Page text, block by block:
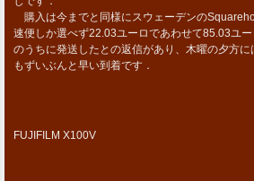
購入は今までと同様にスウェーデンの
速便しか選べず22.03ユーロであわせて85.03ユ
のうちに発送したとの返信があり、木曜の夕方
もずいぶんと早い到着です．
FUJIFILM X100V